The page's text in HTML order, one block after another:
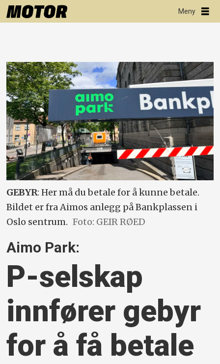
GEBYR: Her må du betale for å kunne betale.
Bildet er fra Aimos anlegg på Bankplassen i
Oslo sentrum. Foto: GEIR RØED
Aimo Park:
P-selskap
innfører gebyr
for å få betale